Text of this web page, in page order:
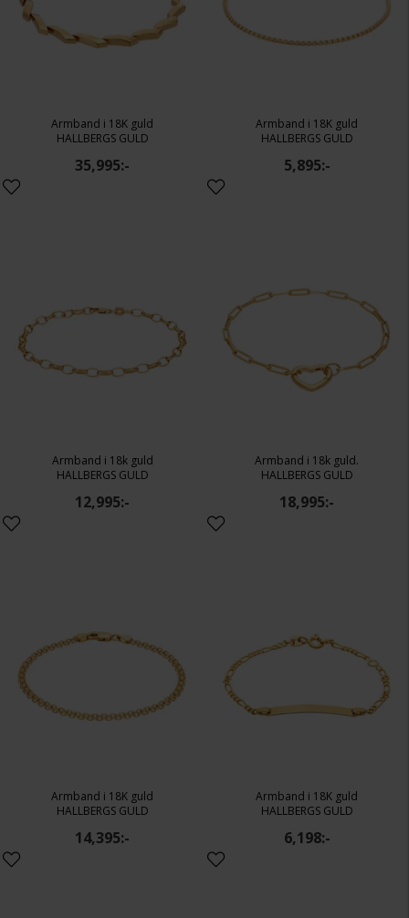
Armband i 18K guld
HALLBERGS GULD
35,995:-
Armband i 18K guld
HALLBERGS GULD
5,895:-
Armband i 18k guld
HALLBERGS GULD
12,995:-
Armband i 18k guld.
HALLBERGS GULD
18,995:-
Armband i 18K guld
HALLBERGS GULD
14,395:-
Armband i 18K guld
HALLBERGS GULD
6,198:-